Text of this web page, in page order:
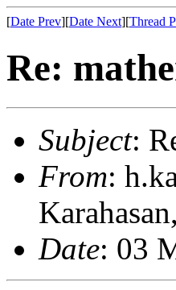
[Date Prev][Date Next][Thread
Re:
Subject:
From:
Date: 03